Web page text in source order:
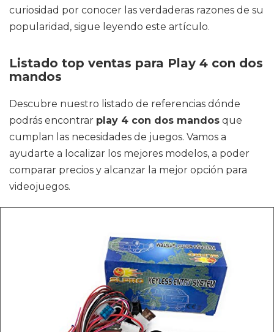
curiosidad por conocer las verdaderas razones de su
popularidad, sigue leyendo este artículo.
Listado top ventas para Play 4 con dos
mandos
Descubre nuestro listado de referencias dónde
podrás encontrar play 4 con dos mandos que
cumplan las necesidades de juegos. Vamos a
ayudarte a localizar los mejores modelos, a poder
comparar precios y alcanzar la mejor opción para
videojuegos.